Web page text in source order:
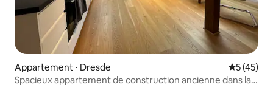
Appartement ⋅ Dresde
5 (45)
Spacieux appartement de construction ancienne dans la